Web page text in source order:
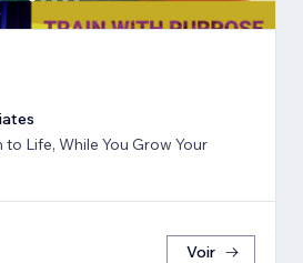
Life, While You Grow Your
Voir